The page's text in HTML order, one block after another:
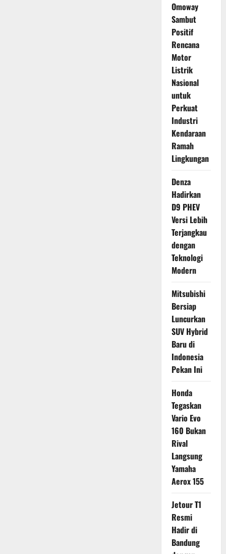
Omoway
Sambut
Positif
Rencana
Motor
Listrik
Nasional
untuk
Perkuat
Industri
Kendaraan
Ramah
Lingkungan
Denza
Hadirkan
D9 PHEV
Versi Lebih
Terjangkau
dengan
Teknologi
Modern
Mitsubishi
Bersiap
Luncurkan
SUV Hybrid
Baru di
Indonesia
Pekan Ini
Honda
Tegaskan
Vario Evo
160 Bukan
Rival
Langsung
Yamaha
Aerox 155
Jetour T1
Resmi
Hadir di
Bandung